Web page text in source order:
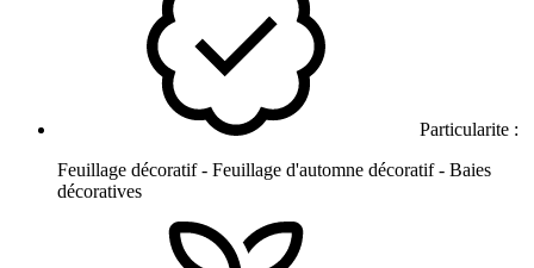
Particularite :
Feuillage décoratif - Feuillage d'automne décoratif - Baies
décoratives